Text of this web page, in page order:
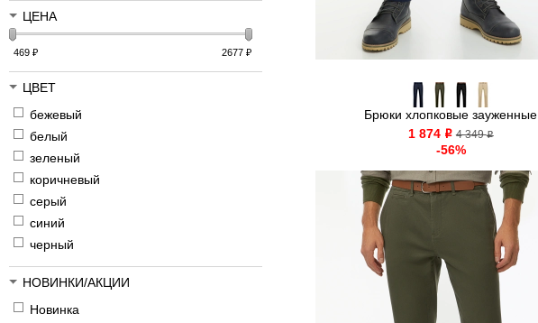
ЦЕНА
469 ₽ 2677₽
ЦВЕТ
бежевый
белый
зеленый
коричневый
серый
синий
черный
НОВИНКИ/АКЦИИ
Новинка
Брюки хлопковые зауженные
1 874 o 4 349o
-56%